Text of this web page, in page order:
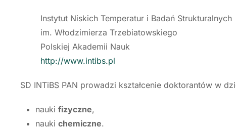
Instytut Niskich Temperatur i Badań Strukturalnych
im. Włodzimierza Trzebiatowskiego
Polskiej Akademii Nauk
http://www.intibs.pl
SD INTiBS PAN prowadzi kształcenie doktorantów w
nauki fizyczne,
nauki chemiczne.